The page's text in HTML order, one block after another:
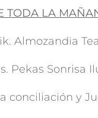
TODA LA
Almozandia
Pekas Sonrisa
conciliación y